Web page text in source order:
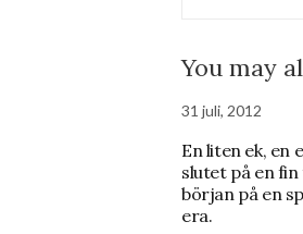
You may
31 juli, 2012
En liten ek, en
slutet på en
början på en
era.